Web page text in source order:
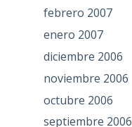
febrero 2007
enero 2007
diciembre 2006
noviembre 2006
octubre 2006
septiembre 2006